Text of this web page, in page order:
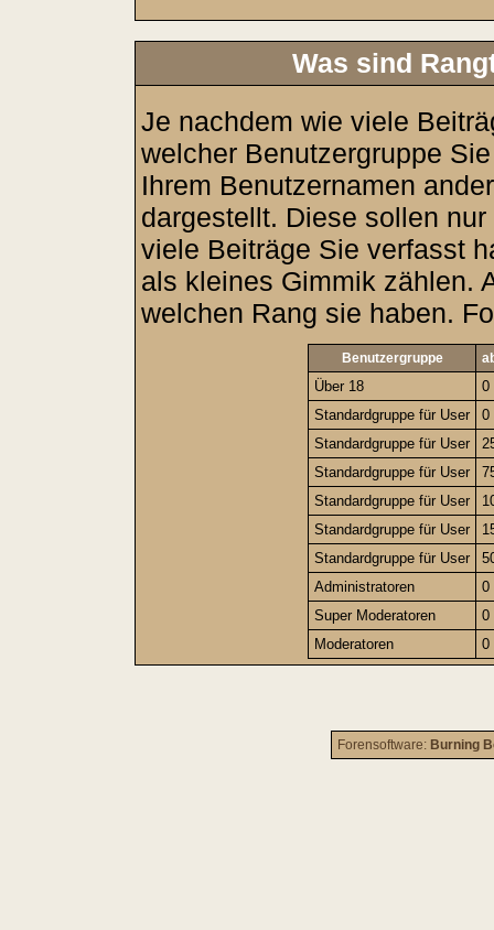
Was sind
Je nachdem wie viele
welcher Benutzergruppe
Ihrem Benutzernamen
dargestellt. Diese sollen
viele Beiträge Sie verfasst
als kleines Gimmik zählen.
welchen Rang sie haben.
Benutzergruppe
Über 18
0
Standardgruppe für User
0
Standardgruppe für User
Standardgruppe für User
Standardgruppe für User
Standardgruppe für User
Standardgruppe für User
Administratoren
0
Super Moderatoren
0
Moderatoren
0
Forensoftware: Burning